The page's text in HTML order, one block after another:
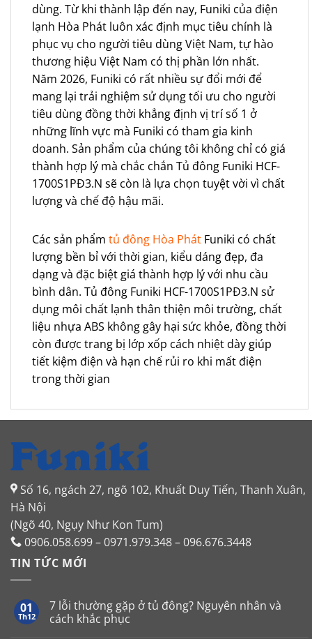
dùng. Từ khi thành lập đến nay, Funiki của điện
lạnh Hòa Phát luôn xác định mục tiêu chính là
phục vụ cho người tiêu dùng Việt Nam, tự hào
thương hiệu Việt Nam có thị phần lớn nhất.
Năm 2026, Funiki có rất nhiều sự đổi mới để
mang lại trải nghiệm sử dụng tối ưu cho người
tiêu dùng đồng thời khẳng định vị trí số 1 ở
những lĩnh vực mà Funiki có tham gia kinh
doanh. Sản phẩm của chúng tôi không chỉ có giá
thành hợp lý mà chắc chắn Tủ đông Funiki HCF-
1700S1PĐ3.N sẽ còn là lựa chọn tuyệt vời vì chất
lượng và chế độ hậu mãi.
Các sản phẩm tủ đông Hòa Phát Funiki có chất
lượng bền bỉ với thời gian, kiểu dáng đẹp, đa
dạng và đặc biệt giá thành hợp lý với nhu cầu
bình dân. Tủ đông Funiki HCF-1700S1PĐ3.N sử
dụng môi chất lạnh thân thiện môi trường, chất
liệu nhựa ABS không gây hại sức khỏe, đồng thời
còn được trang bị lớp xốp cách nhiệt dày giúp
tiết kiệm điện và hạn chế rủi ro khi mất điện
trong thời gian
Số 16, ngách 27, ngõ 102, Khuất Duy Tiến, Thanh Xuân,
Hà Nội
(Ngõ 40, Ngụy Như Kon Tum)
0906.058.699 – 0971.979.348 – 096.676.3448
TIN TỨC MỚI
01
Th12
7 lỗi thường gặp ở tủ đông? Nguyên nhân và
cách khắc phục